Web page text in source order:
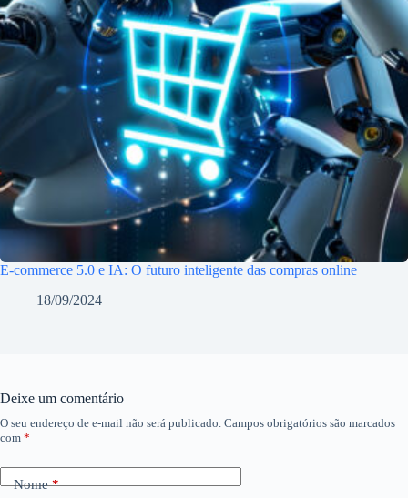
E-commerce 5.0 e IA: O futuro inteligente das compras online
18/09/2024
Deixe um comentário
O seu endereço de e-mail não será publicado. Campos obrigatórios são marcados
com *
Nome*